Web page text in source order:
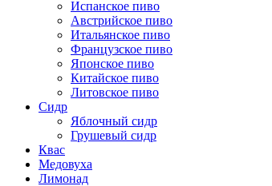
Испанское пиво
Австрийское пиво
Итальянское пиво
Французское пиво
Японское пиво
Китайское пиво
Литовское пиво
Сидр
Яблочный сидр
Грушевый сидр
Квас
Медовуха
Лимонад